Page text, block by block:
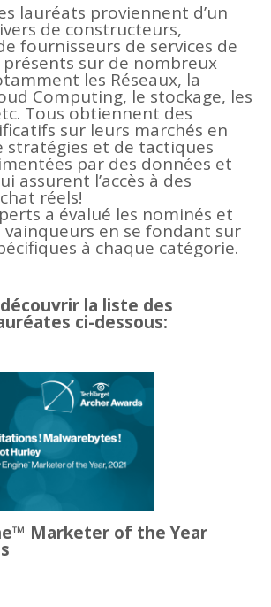
lauréats proviennent d’un
de constructeurs,
fournisseurs de services de
sur de nombreux
les Réseaux, la
Computing, le stockage, les
Tous obtiennent des
sur leurs marchés en
et de tactiques
par des données et
assurent l’accès à des
réels!
a évalué les nominés et
en se fondant sur
à chaque catégorie.
la liste des
ci-dessous:
Marketer of the Year